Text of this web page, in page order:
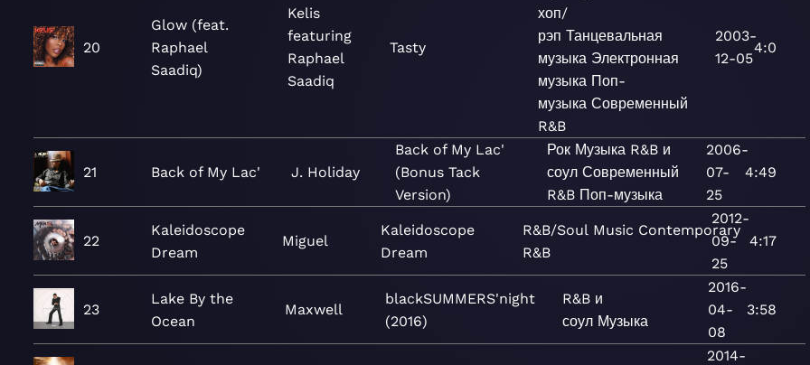
20
Glow (feat.
Raphael
Saadiq)
Kelis
featuring
Raphael
Saadiq
Tasty
хоп/
рэп Танцевальная
музыка Электронная
музыка Поп-
музыка Современный
R&B
2003-
12-05
4:0
21 Back of My Lac' J. Holiday
Back of My Lac'
(Bonus Tack
Version)
Рок Музыка R&B и
соул Современный
R&B Поп-музыка
2006-
07-
25
4:49
22
Kaleidoscope
Dream
Miguel
Kaleidoscope
Dream
R&B/Soul Music Contemporary
R&B
2012-
09-
25
4:17
23
Lake By the
Ocean
Maxwell
blackSUMMERS'night
(2016)
R&B и
соул Музыка
2016-
04-
08
3:58
2014-